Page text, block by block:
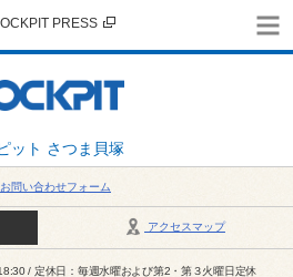
ット さつま貝塚
PRESS
お問い合わせフォーム
アクセスマップ
/ 定休日：毎週水曜および第2・第３火曜日定休